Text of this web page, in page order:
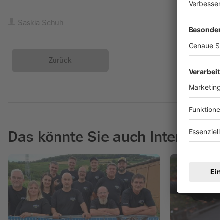
Saskia Schuh
Zurück
Das könnte Sie auch